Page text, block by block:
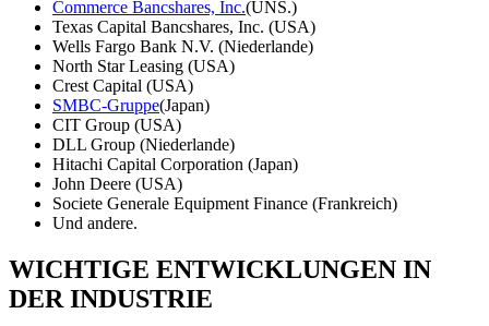
Commerce Bancshares, Inc.(UNS.)
Texas Capital Bancshares, Inc. (USA)
Wells Fargo Bank N.V. (Niederlande)
North Star Leasing (USA)
Crest Capital (USA)
SMBC-Gruppe(Japan)
CIT Group (USA)
DLL Group (Niederlande)
Hitachi Capital Corporation (Japan)
John Deere (USA)
Societe Generale Equipment Finance (Frankreich)
Und andere.
WICHTIGE ENTWICKLUNGEN IN
DER INDUSTRIE